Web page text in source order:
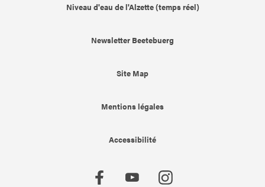
Niveau d'eau de l'Alzette (temps réel)
Newsletter Beetebuerg
Site Map
Mentions légales
Accessibilité